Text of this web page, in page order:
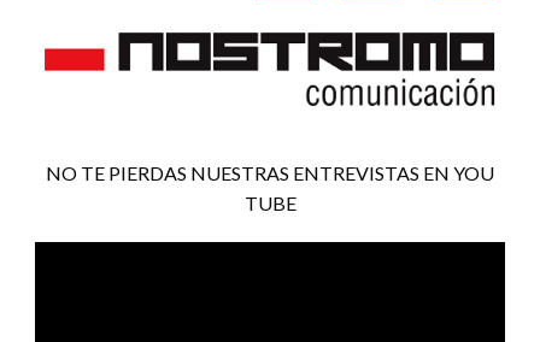
NO TE PIERDAS NUESTRAS ENTREVISTAS EN YOU
TUBE